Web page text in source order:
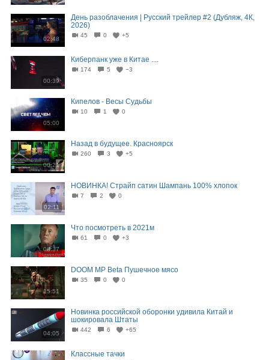
02:48
День разоблачения | Русский трейлер #2 (Дубляж, 4К,
2026)
45 0 +5
00:39
Киберпанк уже в Китае ....
174 5 −3
05:00
Кипелов - Весы Судьбы
10 1 0
00:21
Назад в будущее. Красноярск
260 3 +5
02:11
НОВИНКА! Страйп сатин Шампань 100% хлопок
7 2 0
08:37
Что посмотреть в 2021м
61 0 +3
15:51
DOOM MP Beta Пушечное мясо
35 0 0
04:05
Новинка российской оборонки удивила Китай и
шокировала Штаты
442 6 +65
Классные тачки